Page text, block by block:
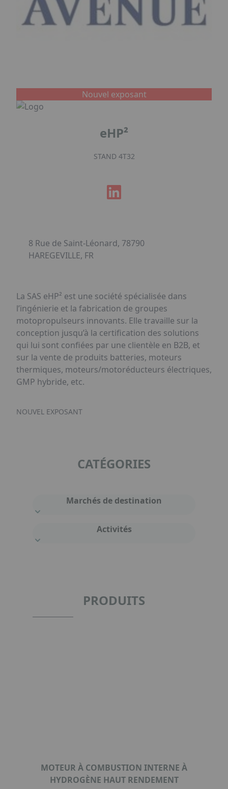
Nouvel exposant
eHP²
STAND 4T32
8 Rue de Saint-Léonard, 78790
HAREGEVILLE, FR
La SAS eHP² est une société spécialisée dans
l’ingénierie et la fabrication de groupes
motopropulseurs innovants. Elle travaille sur la
conception jusqu’à la certification des solutions
qui lui sont confiées par une clientèle en B2B, et
sur la vente de produits batteries, moteurs
thermiques, moteurs/motoréducteurs électriques,
GMP hybride, etc.
NOUVEL EXPOSANT
CATÉGORIES
Marchés de destination
Activités
PRODUITS
MOTEUR À COMBUSTION INTERNE À
HYDROGÈNE HAUT RENDEMENT